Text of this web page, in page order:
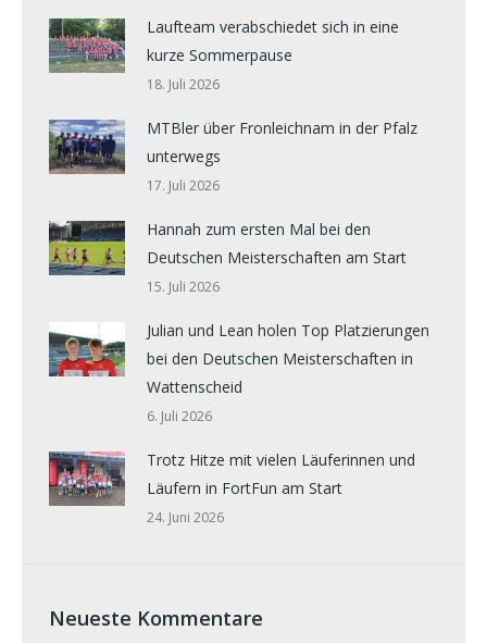
Laufteam verabschiedet sich in eine
kurze Sommerpause
18. Juli 2026
MTBler über Fronleichnam in der Pfalz
unterwegs
17. Juli 2026
Hannah zum ersten Mal bei den
Deutschen Meisterschaften am Start
15. Juli 2026
Julian und Lean holen Top Platzierungen
bei den Deutschen Meisterschaften in
Wattenscheid
6. Juli 2026
Trotz Hitze mit vielen Läuferinnen und
Läufern in FortFun am Start
24. Juni 2026
Neueste Kommentare